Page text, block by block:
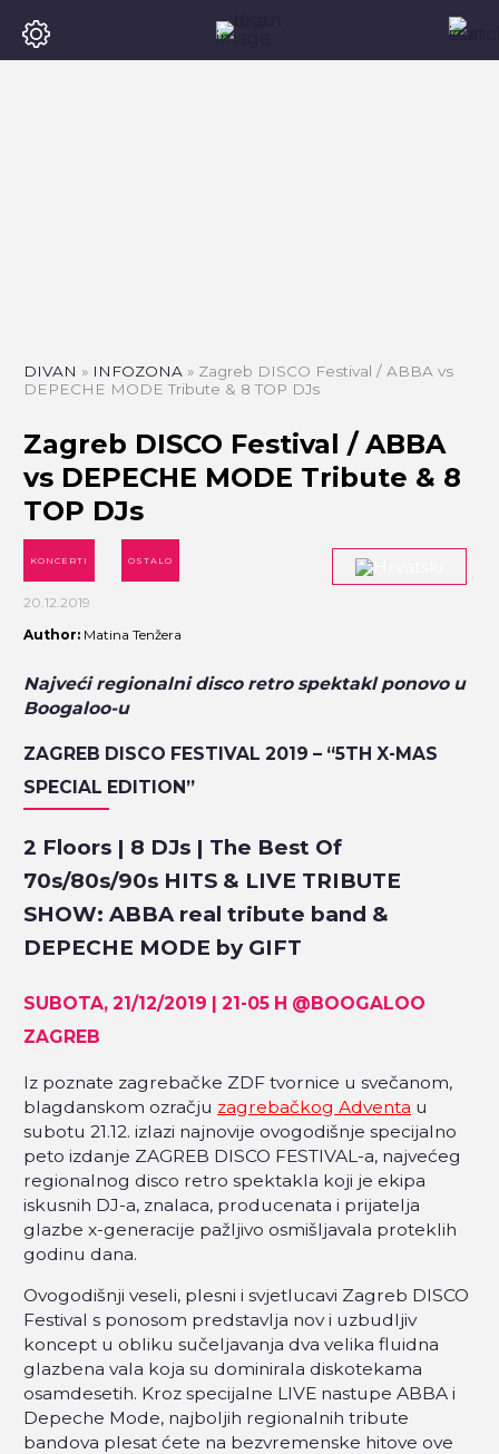
DIVAN » INFOZONA » Zagreb DISCO Festival / ABBA vs
DEPECHE MODE Tribute & 8 TOP DJs
Zagreb DISCO Festival / ABBA
vs DEPECHE MODE Tribute & 8
TOP DJs
KONCERTI OSTALO
20.12.2019
Author: Matina Tenžera
Najveći regionalni disco retro spektakl ponovo u
Boogaloo-u
ZAGREB DISCO FESTIVAL 2019 – “5TH X-MAS
SPECIAL EDITION”
2 Floors | 8 DJs | The Best Of
70s/80s/90s HITS & LIVE TRIBUTE
SHOW: ABBA real tribute band &
DEPECHE MODE by GIFT
SUBOTA, 21/12/2019 | 21-05 H @BOOGALOO
ZAGREB
Iz poznate zagrebačke ZDF tvornice u svečanom,
blagdanskom ozračju zagrebačkog Adventa u
subotu 21.12. izlazi najnovije ovogodišnje specijalno
peto izdanje ZAGREB DISCO FESTIVAL-a, najvećeg
regionalnog disco retro spektakla koji je ekipa
iskusnih DJ-a, znalaca, producenata i prijatelja
glazbe x-generacije pažljivo osmišljavala proteklih
godinu dana.
Ovogodišnji veseli, plesni i svjetlucavi Zagreb DISCO
Festival s ponosom predstavlja nov i uzbudljiv
koncept u obliku sučeljavanja dva velika fluidna
glazbena vala koja su dominirala diskotekama
osamdesetih. Kroz specijalne LIVE nastupe ABBA i
Depeche Mode, najboljih regionalnih tribute
bandova plesat ćete na bezvremenske hitove ove